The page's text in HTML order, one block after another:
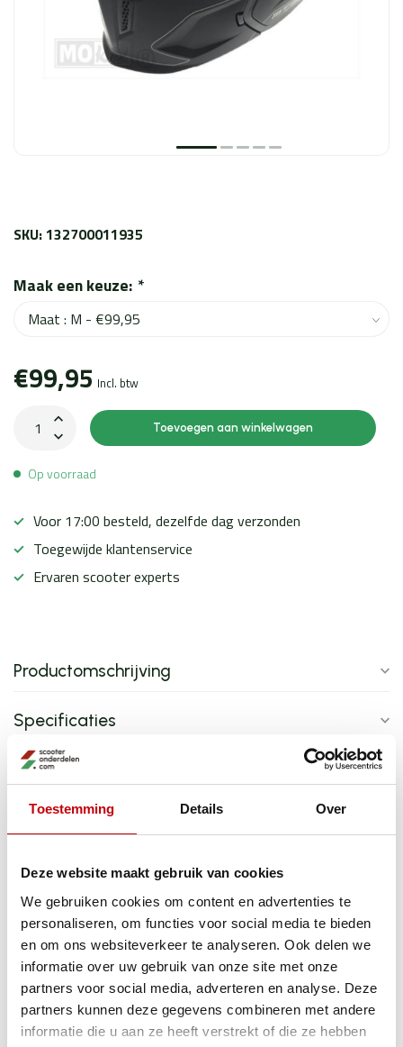
Toestemming Details Over
Deze website maakt gebruik van cookies
We gebruiken cookies om content en advertenties te
personaliseren, om functies voor social media te bieden
en om ons websiteverkeer te analyseren. Ook delen we
informatie over uw gebruik van onze site met onze
partners voor social media, adverteren en analyse. Deze
partners kunnen deze gegevens combineren met andere
informatie die u aan ze heeft verstrekt of die ze hebben
SKU: 132700011935
Maak een keuze: *
€99,95 Incl. btw
Toevoegen aan winkelwagen
Op voorraad
Voor 17:00 besteld, dezelfde dag verzonden
Toegewijde klantenservice
Ervaren scooter experts
Productomschrijving
Specificaties
Product bundels
HELM STREETFIGHTER SV MAT ZWART FULLY BLACK
Tucano Magic Spray – Vizier & windscherm anti-condens
+
Op voorraad